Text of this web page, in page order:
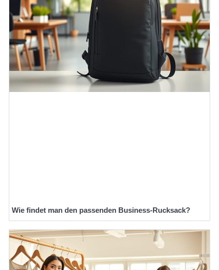
Wie findet man den passenden Business-Rucksack?